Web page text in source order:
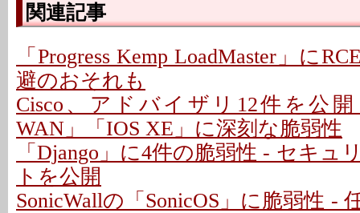
関連記事
「Progress Kemp LoadMaster」に
避のおそれも
Cisco、アドバイザリ12件を公開
WAN」「IOS XE」に深刻な脆弱性
「Django」に4件の脆弱性 - セキュ
トを公開
SonicWallの「SonicOS」に脆弱性 -